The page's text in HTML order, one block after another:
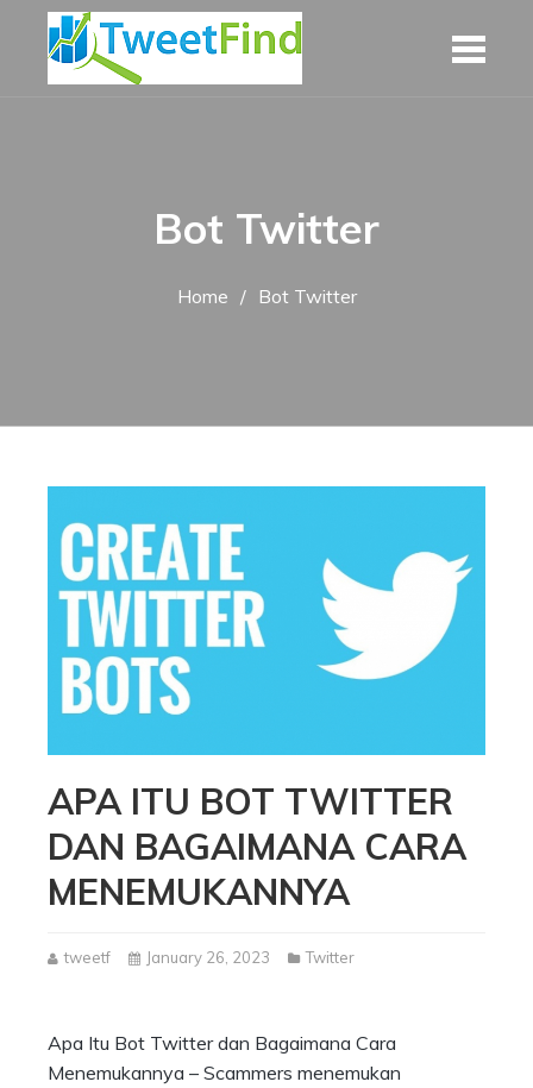
Bot Twitter
Home Bot Twitter
APA ITU BOT TWITTER
DAN BAGAIMANA CARA
MENEMUKANNYA
tweetf January 26, 2023 Twitter
Apa Itu Bot Twitter dan Bagaimana Cara
Menemukannya – Scammers menemukan